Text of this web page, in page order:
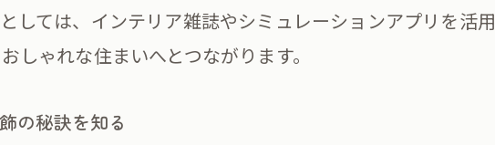
家事動線を考えた注文住宅の室内装飾アイデア
収納力抜群の注文住宅内装の工夫ポイント
注文住宅で人気の機能美ランキングをチェック
しては、インテリア雑誌やシミュレーションアプリを活
しゃれな住まいへとつながります。
の秘訣を知る